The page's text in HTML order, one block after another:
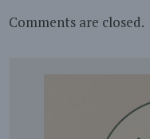
Comments are closed.